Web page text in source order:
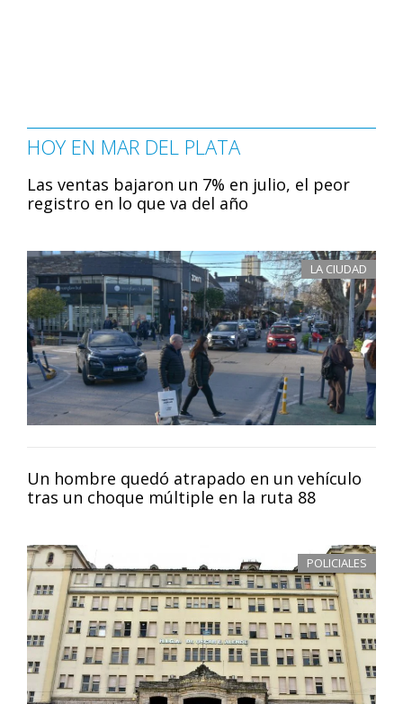
HOY EN MAR DEL PLATA
Las ventas bajaron un 7% en julio, el peor
registro en lo que va del año
LA CIUDAD
Un hombre quedó atrapado en un vehículo
tras un choque múltiple en la ruta 88
POLICIALES